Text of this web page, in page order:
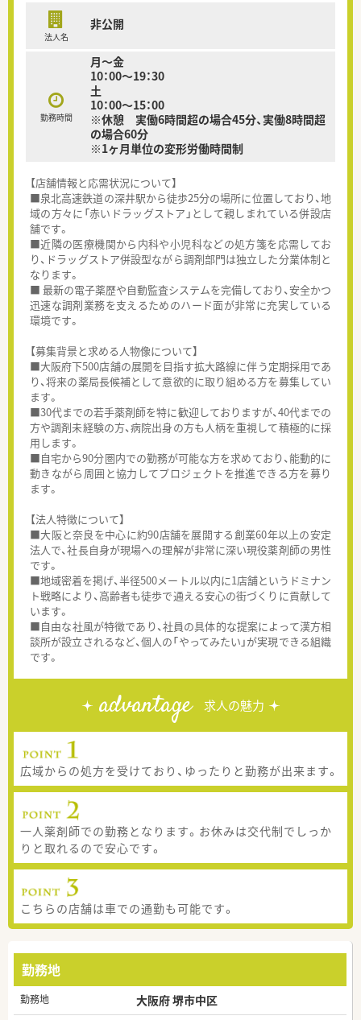
法人名
非公開
勤務時間
月～金
10：00～19：30
土
10：00～15：00
※休憩 実働6時間超の場合45分、実働8時間超
の場合60分
※1ヶ月単位の変形労働時間制
【店舗情報と応需状況について】
■泉北高速鉄道の深井駅から徒歩25分の場所に位置しており、地
域の方々に「赤いドラッグストア」として親しまれている併設店
舗です。
■近隣の医療機関から内科や小児科などの処方箋を応需してお
り、ドラッグストア併設型ながら調剤部門は独立した分業体制と
なります。
■ 最新の電子薬歴や自動監査システムを完備しており、安全かつ
迅速な調剤業務を支えるためのハード面が非常に充実している
環境です。
【募集背景と求める人物像について】
■大阪府下500店舗の展開を目指す拡大路線に伴う定期採用であ
り、将来の薬局長候補として意欲的に取り組める方を募集してい
ます。
■30代までの若手薬剤師を特に歓迎しておりますが、40代までの
方や調剤未経験の方、病院出身の方も人柄を重視して積極的に採
用します。
■自宅から90分圏内での勤務が可能な方を求めており、能動的に
動きながら周囲と協力してプロジェクトを推進できる方を募り
ます。
【法人特徴について】
■大阪と奈良を中心に約90店舗を展開する創業60年以上の安定
法人で、社長自身が現場への理解が非常に深い現役薬剤師の男性
です。
■地域密着を掲げ、半径500メートル以内に1店舗というドミナン
ト戦略により、高齢者も徒歩で通える安心の街づくりに貢献して
います。
■自由な社風が特徴であり、社員の具体的な提案によって漢方相
談所が設立されるなど、個人の「やってみたい」が実現できる組織
です。
advantage 求人の魅力
広域からの処方を受けており、ゆったりと勤務が出来ます。
一人薬剤師での勤務となります。お休みは交代制でしっか
りと取れるので安心です。
こちらの店舗は車での通勤も可能です。
勤務地
勤務地 大阪府 堺市中区